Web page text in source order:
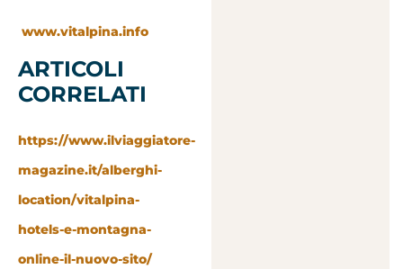
www.vitalpina.info
ARTICOLI
CORRELATI
https://www.ilviaggiatore-
magazine.it/alberghi-
location/vitalpina-
hotels-e-montagna-
online-il-nuovo-sito/